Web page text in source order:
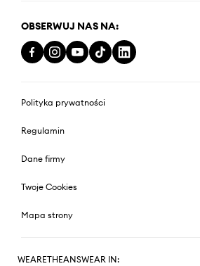
OBSERWUJ NAS NA:
Polityka prywatności
Regulamin
Dane firmy
Twoje Cookies
Mapa strony
WEARETHEANSWEAR IN: